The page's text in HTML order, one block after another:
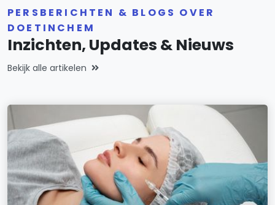
PERSBERICHTEN & BLOGS OVER
DOETINCHEM
Inzichten, Updates & Nieuws
Bekijk alle artikelen